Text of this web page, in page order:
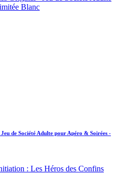
de Société Adulte pour Apéro & Soirées -